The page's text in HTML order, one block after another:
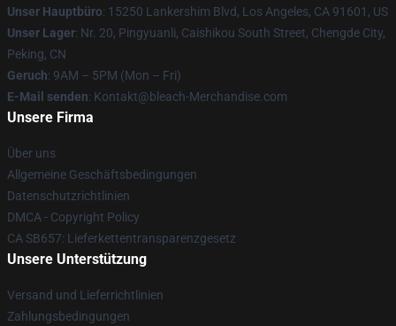
Unser Hauptbüro: 15250 Lankershim Blvd, Los Angeles, CA 91601, US
Unser Lager: Nr. 20, Pingyuanli, Caishikou South Street, Chengde City,
Peking, CN
Geruch: 9AM – 5PM (Mon – Fri)
E-Mail senden: Kontakt@bleach-Merchandise.com
Unsere Firma
Über uns
Allgemeine Geschäftsbedingungen
Datenschutzrichtlinien
DMCA - Copyright Policy
CA SB657: Lieferkettentransparenzgesetz
Unsere Unterstützung
Versand und Lieferrichtlinien
Zahlungsbedingungen